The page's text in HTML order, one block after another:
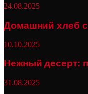
24.08.2025
Домашний хлеб
10.10.2025
Нежный десерт:
31.08.2025